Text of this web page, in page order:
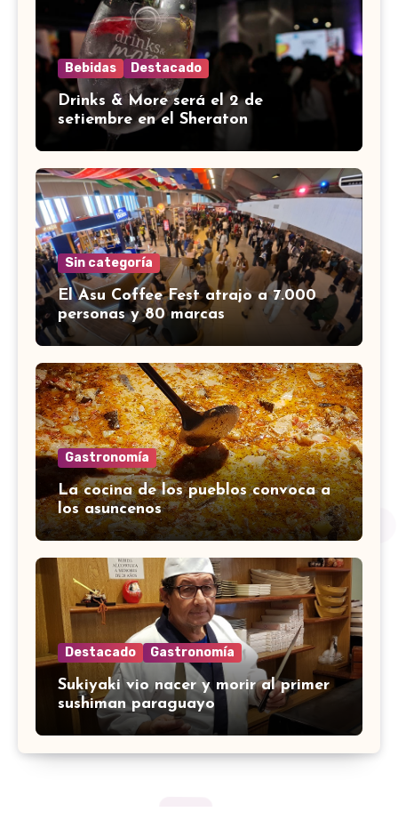
Bebidas Destacado
Drinks & More será el 2 de
setiembre en el Sheraton
Sin categoría
El Asu Coffee Fest atrajo a 7.000
personas y 80 marcas
Gastronomía
La cocina de los pueblos convoca a
los asuncenos
Destacado Gastronomía
Sukiyaki vio nacer y morir al primer
sushiman paraguayo